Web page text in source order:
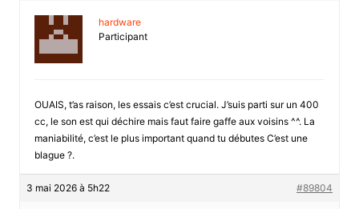
hardware
Participant
OUAIS, t’as raison, les essais c’est crucial. J’suis parti sur un 400
cc, le son est qui déchire mais faut faire gaffe aux voisins ^^. La
maniabilité, c’est le plus important quand tu débutes C’est une
blague ?.
3 mai 2026 à 5h22 #89804